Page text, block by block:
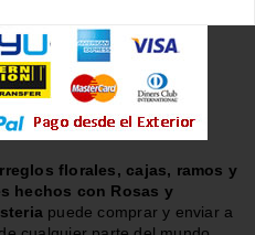
florales, cajas, ramos y
hechos con Rosas y
puede comprar y enviar a